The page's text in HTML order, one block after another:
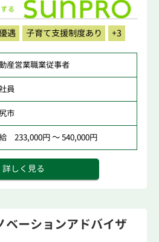
遇 子育て支援制度あり +3
産営業職業従事者
員
市
233,000円 ～ 540,000円
詳しく見る
ベーションアドバイザ